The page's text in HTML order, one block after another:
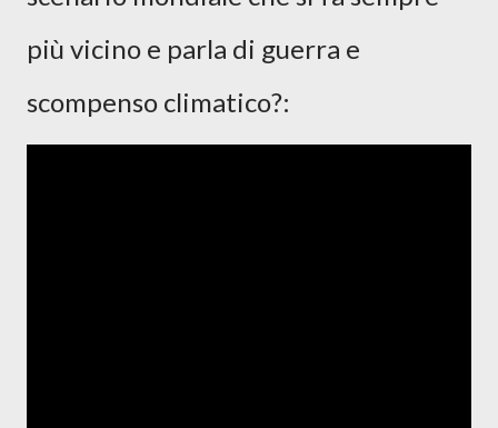
più vicino e parla di guerra e
scompenso climatico?: